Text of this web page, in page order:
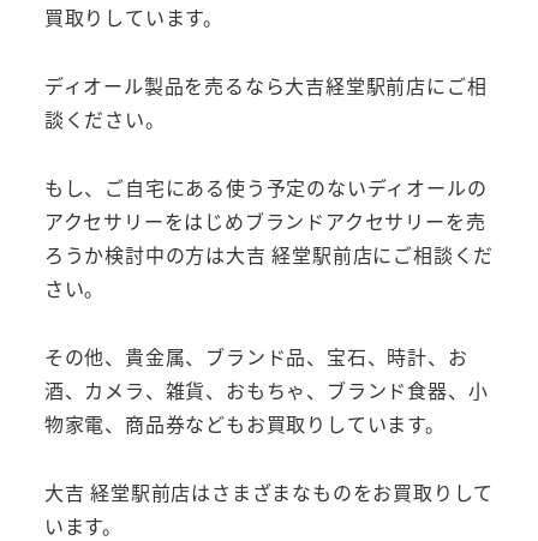
買取りしています。
ディオール製品を売るなら大吉経堂駅前店にご相
談ください。
もし、ご自宅にある使う予定のないディオールの
アクセサリーをはじめブランドアクセサリーを売
ろうか検討中の方は大吉 経堂駅前店にご相談くだ
さい。
その他、貴金属、ブランド品、宝石、時計、お
酒、カメラ、雑貨、おもちゃ、ブランド食器、小
物家電、商品券などもお買取りしています。
大吉 経堂駅前店はさまざまなものをお買取りして
います。